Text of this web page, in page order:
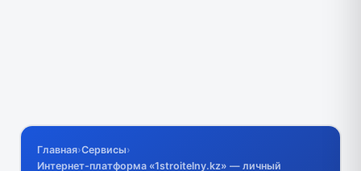
Главная›Сервисы›
Интернет-платформа «1stroitelny.kz» — личный